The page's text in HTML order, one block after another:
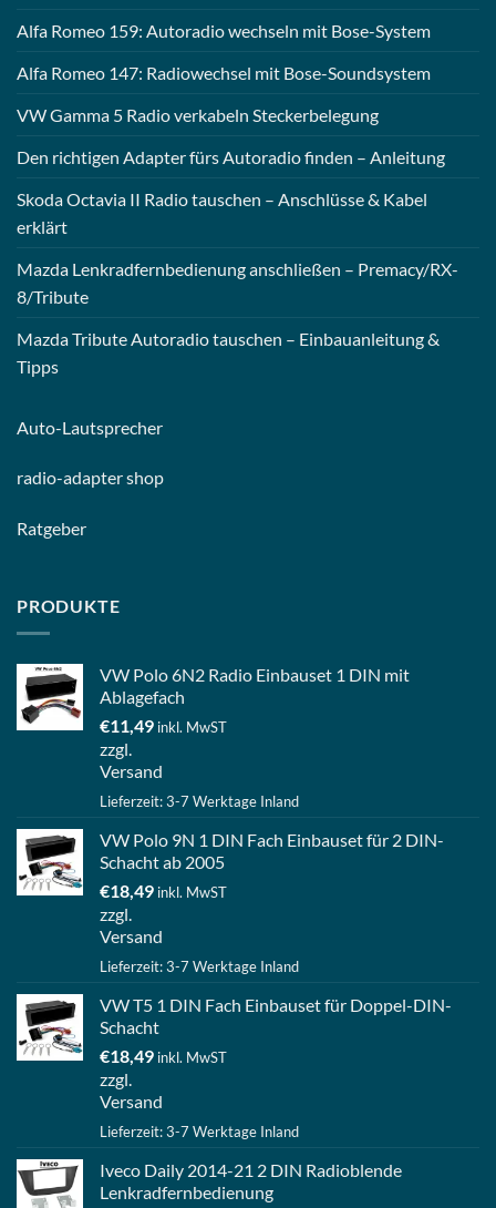
Alfa Romeo 159: Autoradio wechseln mit Bose-System
Alfa Romeo 147: Radiowechsel mit Bose-Soundsystem
VW Gamma 5 Radio verkabeln Steckerbelegung
Den richtigen Adapter fürs Autoradio finden – Anleitung
Skoda Octavia II Radio tauschen – Anschlüsse & Kabel
erklärt
Mazda Lenkradfernbedienung anschließen – Premacy/RX-
8/Tribute
Mazda Tribute Autoradio tauschen – Einbauanleitung &
Tipps
Auto-Lautsprecher
radio-adapter shop
Ratgeber
PRODUKTE
VW Polo 6N2 Radio Einbauset 1 DIN mit
Ablagefach
€11,49 inkl. MwST
zzgl.
Versand
Lieferzeit: 3-7 Werktage Inland
VW Polo 9N 1 DIN Fach Einbauset für 2 DIN-
Schacht ab 2005
€18,49 inkl. MwST
zzgl.
Versand
Lieferzeit: 3-7 Werktage Inland
VW T5 1 DIN Fach Einbauset für Doppel-DIN-
Schacht
€18,49 inkl. MwST
zzgl.
Versand
Lieferzeit: 3-7 Werktage Inland
Iveco Daily 2014-21 2 DIN Radioblende
Lenkradfernbedienung